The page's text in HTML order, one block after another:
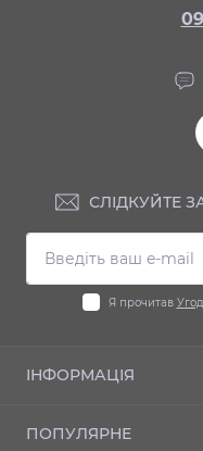
СЛІДКУЙТЕ
Я прочитав
ІНФОРМАЦІЯ
Гарантія
ПОПУЛЯРНЕ